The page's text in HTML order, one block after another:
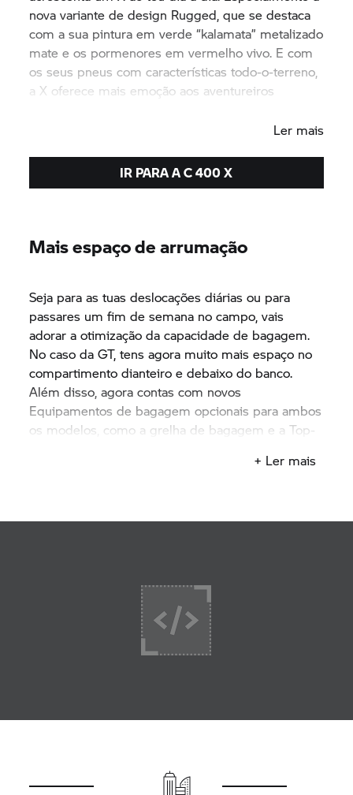
nova variante de design Rugged, que se destaca
com a sua pintura em verde “kalamata” metalizado
mate e os pormenores em vermelho vivo. E com
os seus pneus com características todo-o-terreno,
a X oferece mais emoção aos aventureiros
Ler mais
IR PARA AC 400 X
Mais espaço de arrumação
Seja para as tuas deslocações diárias ou para
passares um fim de semana no campo, vais
adorar a otimização da capacidade de bagagem.
No caso da GT, tens agora muito mais espaço no
compartimento dianteiro e debaixo do banco.
Além disso, agora contas com novos
Equipamentos de bagagem opcionais para ambos
os modelos, como a grelha de bagagem e a Top-
+ Ler mais